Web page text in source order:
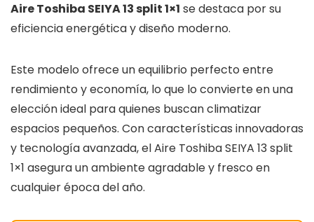
Aire Toshiba SEIYA 13 split 1×1 se destaca por su
eficiencia energética y diseño moderno.
Este modelo ofrece un equilibrio perfecto entre
rendimiento y economía, lo que lo convierte en una
elección ideal para quienes buscan climatizar
espacios pequeños. Con características innovadoras
y tecnología avanzada, el Aire Toshiba SEIYA 13 split
1×1 asegura un ambiente agradable y fresco en
cualquier época del año.